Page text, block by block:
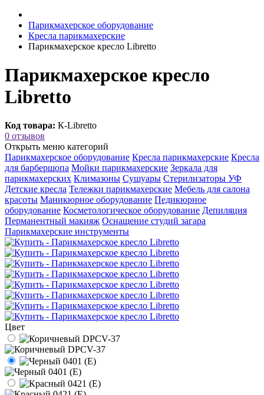
Парикмахерское оборудование
Кресла парикмахерские
Парикмахерское кресло Libretto
Парикмахерское кресло
Libretto
Код товара: К-Libretto
0 отзывов
Открыть меню категорий
Парикмахерское оборудование Кресла парикмахерские Кресла
для барбершопа Мойки парикмахерские Зеркала для
парикмахерских Климазоны Сушуары Стерилизаторы УФ
Детские кресла Тележки парикмахерские Мебель для салона
красоты Маникюрное оборудование Педикюрное
оборудование Косметологическое оборудование Депиляция
Перманентный макияж Оснащение студий загара
Парикмахерские инструменты
Цвет